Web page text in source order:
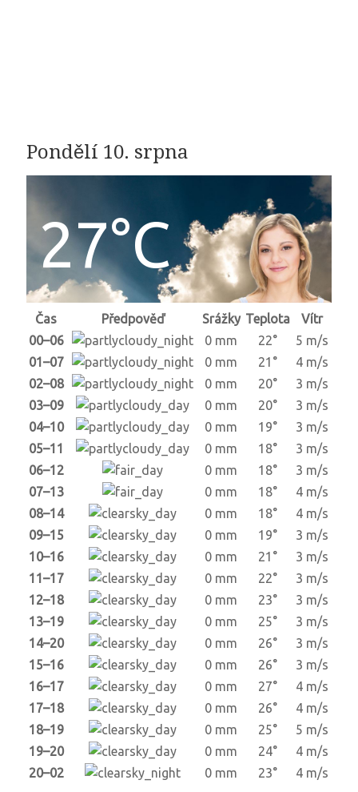
Pondělí 10. srpna
27°C
Čas Předpověď Srážky Teplota
Vítr
00–06
0 mm 22°
5 m/s
01–07
0 mm 21°
4 m/s
02–08
0 mm 20°
3 m/s
03–09
0 mm 20°
3 m/s
04–10
0 mm 19°
3 m/s
05–11
0 mm 18°
3 m/s
06–12
0 mm 18°
3 m/s
07–13
0 mm 18°
4 m/s
08–14
0 mm 18°
4 m/s
09–15
0 mm 19°
3 m/s
10–16
0 mm 21°
3 m/s
11–17
0 mm 22°
3 m/s
12–18
0 mm 23°
3 m/s
13–19
0 mm 25°
3 m/s
14–20
0 mm 26°
3 m/s
15–16
0 mm 26°
3 m/s
16–17
0 mm 27°
4 m/s
17–18
0 mm 26°
4 m/s
18–19
0 mm 25°
5 m/s
19–20
0 mm 24°
4 m/s
20–02
0 mm 23° 4 m/s